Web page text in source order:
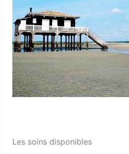
Les soins disponibles